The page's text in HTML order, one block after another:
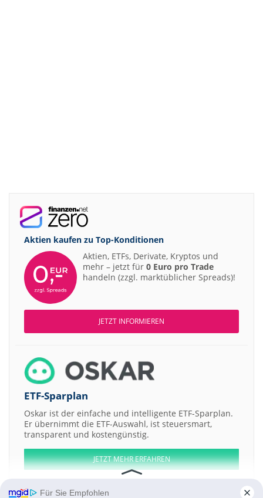
Aktien kaufen zu Top-Konditionen
Aktien, ETFs, Derivate, Kryptos und
mehr – jetzt für 0 Euro pro Trade
handeln (zzgl. marktüblicher Spreads)!
JETZT INFORMIEREN
ETF-Sparplan
Oskar ist der einfache und intelligente ETF-Sparplan.
Er übernimmt die ETF-Auswahl, ist steuersmart,
transparent und kostengünstig.
JETZT MEHR ERFAHREN
Für Sie Empfohlen